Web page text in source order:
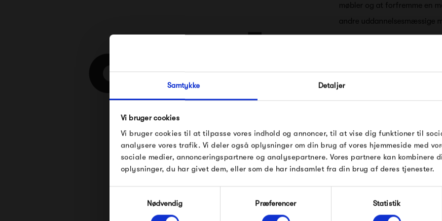
Samtykke Detaljer
Vi bruger cookies
Vi bruger cookies til at tilpasse vores indhold og annoncer, til at vise dig funktioner til
analysere vores trafik. Vi deler også oplysninger om din brug af vores hjemmeside med
sociale medier, annonceringspartnere og analysepartnere. Vores partnere kan kombinere
oplysninger, du har givet dem, eller som de har indsamlet fra din brug af deres tjenester.
Nødvendig
Præferencer Statistik
Se alle varer fra Artek
møbler og at forfremme en
andre uddannelsesmæssige
For at leve op til den
i dag fortsat en innovativ
nye produkter i
Artek kollektionen består af
håndværkere og ledende
funktionalitet og poetisk
FÅ 10% PÅ DIN NÆSTE
Gælder ikke på produkter fra Fermob,
Pop og i forvejen nedsatte produkter.
Modtag velkomstrabat